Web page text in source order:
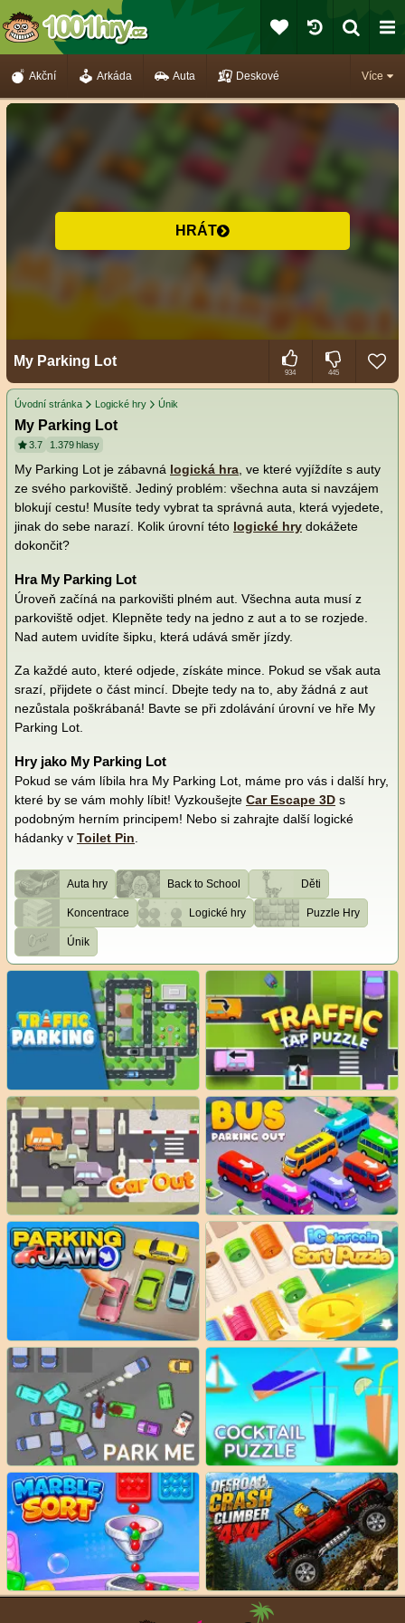
Více
Akční Arkáda Auta Deskové
HRÁT
My Parking Lot
934 445
Úvodní stránka Logické hry Únik
My Parking Lot
3.7 1.379 hlasy
My Parking Lot je zábavná logická hra, ve které vyjíždíte s auty
ze svého parkoviště. Jediný problém: všechna auta si navzájem
blokují cestu! Musíte tedy vybrat ta správná auta, která vyjedete,
jinak do sebe narazí. Kolik úrovní této logické hry dokážete
dokončit?
Hra My Parking Lot
Úroveň začíná na parkovišti plném aut. Všechna auta musí z
parkoviště odjet. Klepněte tedy na jedno z aut a to se rozjede.
Nad autem uvidíte šipku, která udává směr jízdy.
Za každé auto, které odjede, získáte mince. Pokud se však auta
srazí, přijdete o část mincí. Dbejte tedy na to, aby žádná z aut
nezůstala poškrábaná! Bavte se při zdolávání úrovní ve hře My
Parking Lot.
Hry jako My Parking Lot
Pokud se vám líbila hra My Parking Lot, máme pro vás i další hry,
které by se vám mohly líbit! Vyzkoušejte Car Escape 3D s
podobným herním principem! Nebo si zahrajte další logické
hádanky v Toilet Pin.
Auta hry Back to School Děti
Koncentrace Logické hry Puzzle Hry
Únik